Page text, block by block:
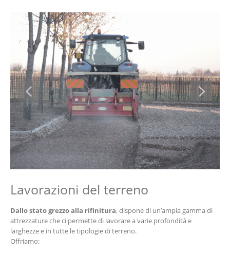
Lavorazioni del terreno
Dallo stato grezzo alla rifinitura, dispone di un’ampia gamma di
attrezzature che ci permette di lavorare a varie profondità e
larghezze e in tutte le tipologie di terreno.
Offriamo: